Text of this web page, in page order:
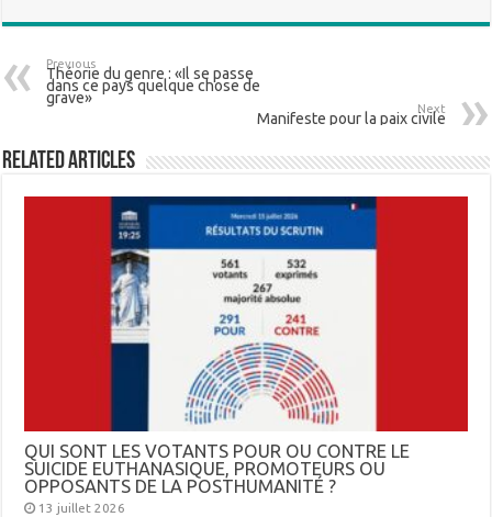
Previous
Théorie du genre : «Il se passe
dans ce pays quelque chose de
grave»
Next
Manifeste pour la paix civile
Related Articles
QUI SONT LES VOTANTS POUR OU CONTRE LE
SUICIDE EUTHANASIQUE, PROMOTEURS OU
OPPOSANTS DE LA POSTHUMANITÉ ?
13 juillet 2026